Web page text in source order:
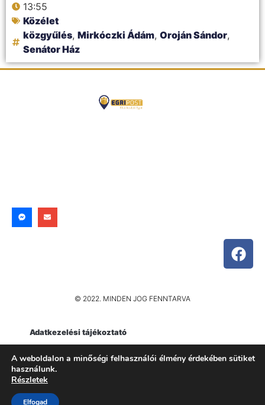
13:55
Közélet
közgyűlés, Mirkóczki Ádám, Oroján Sándor,
Senátor Ház
© 2022. MINDEN JOG FENNTARVA
Adatkezelési tájékoztató
Impresszum
A weboldalon a minőségi felhasználói élmény érdekében sütiket
használunk.
Részletek
Elfogad